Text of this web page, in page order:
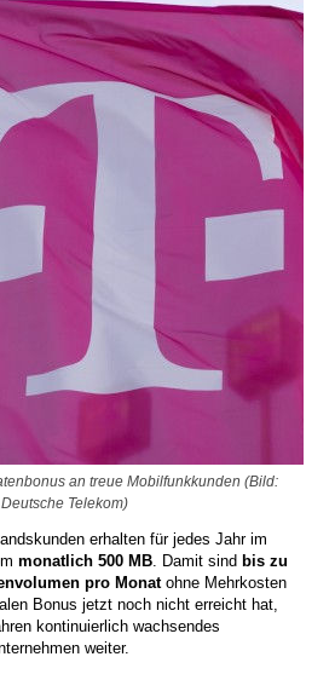
an treue Mobilfunkkunden (Bild:
Deutsche Telekom)
erhalten für jedes Jahr im
monatlich 500 MB . Damit sind bis zu
pro Monatohne Mehrkosten
Bonus jetzt noch nicht erreicht hat,
kontinuierlich wachsendes
weiter.